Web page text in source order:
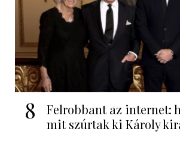
8
Felrobbant az internet:
mit szúrtak ki Károly